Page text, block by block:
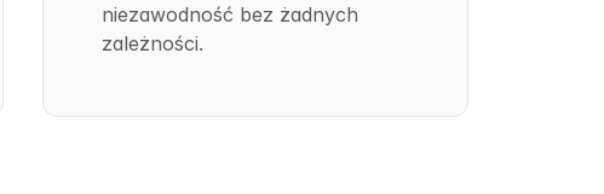
niezawodność bez żadnych
zależności.